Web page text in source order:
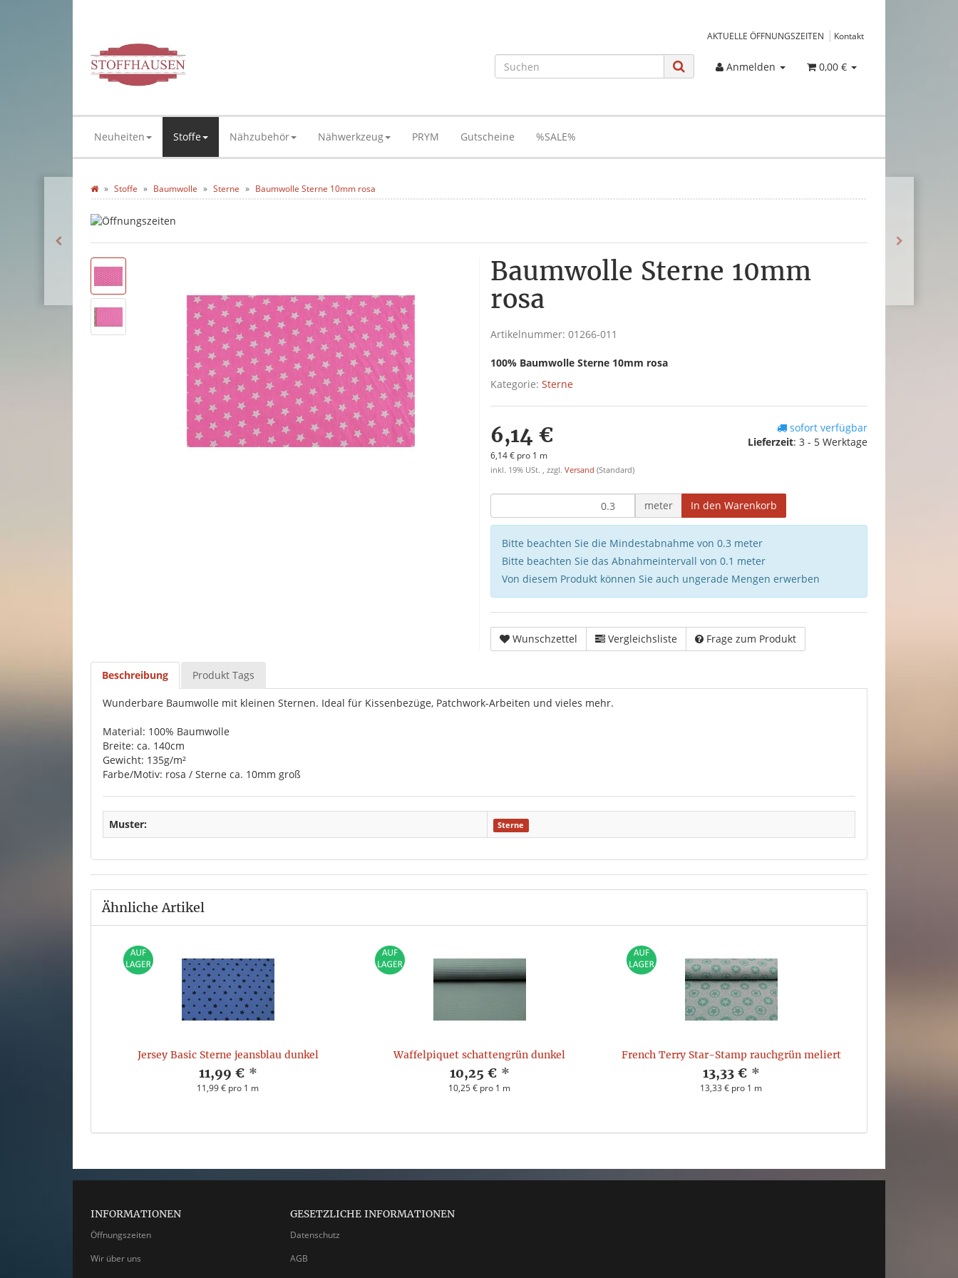
AKTUELLE ÖFFNUNGSZEITEN Kontakt
Anmelden 0,00 €
Neuheiten Stoffe Nähzubehör Nähwerkzeug PRYM Gutscheine %SALE%
Stoffe Baumwolle Sterne Baumwolle Sterne 10mm rosa
Baumwolle Sterne 10mm
rosa
Artikelnummer: 01266-011
100% Baumwolle Sterne 10mm rosa
Kategorie: Sterne
6,14 €
6,14 € pro 1 m
inkl. 19% USt. , zzgl. Versand (Standard)
sofort verfügbar
Lieferzeit: 3 - 5 Werktage
meter In den Warenkorb
Bitte beachten Sie die Mindestabnahme von 0.3 meter
Bitte beachten Sie das Abnahmeintervall von 0.1 meter
Von diesem Produkt können Sie auch ungerade Mengen erwerben
Wunschzettel Vergleichsliste Frage zum Produkt
Beschreibung Produkt Tags
Wunderbare Baumwolle mit kleinen Sternen. Ideal für Kissenbezüge, Patchwork-Arbeiten und vieles mehr.
Material: 100% Baumwolle
Breite: ca. 140cm
Gewicht: 135g/m²
Farbe/Motiv: rosa / Sterne ca. 10mm groß
Muster: Sterne
Ähnliche Artikel
Jersey Basic Sterne jeansblau dunkel
11,99 € *
11,99 € pro 1 m
Waffelpiquet schattengrün dunkel
10,25 € *
10,25 € pro 1 m
French Terry Star-Stamp rauchgrün meliert
13,33 € *
13,33 € pro 1 m
INFORMATIONEN
Öffnungszeiten
Wir über uns
GESETZLICHE INFORMATIONEN
Datenschutz
AGB